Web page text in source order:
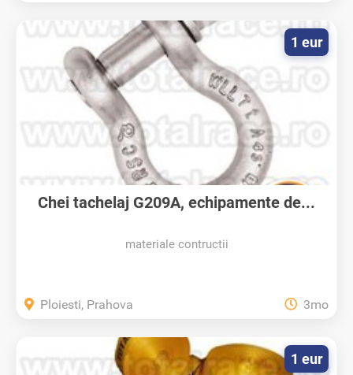
Chei tachelaj G209A, echipamente de...
materiale contructii
1 eur
Ploiesti, Prahova 3mo
1 eur